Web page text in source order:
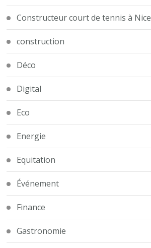
Constructeur court de tennis à Nice
construction
Déco
Digital
Eco
Energie
Equitation
Événement
Finance
Gastronomie